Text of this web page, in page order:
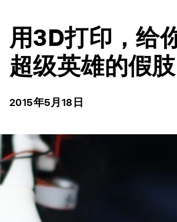
用3D打印，给
超级英雄的假肢
2015年5月18日